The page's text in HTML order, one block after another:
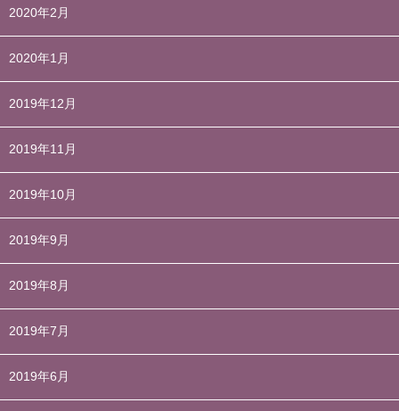
2020年2月
2020年1月
2019年12月
2019年11月
2019年10月
2019年9月
2019年8月
2019年7月
2019年6月